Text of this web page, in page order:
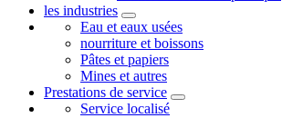
les industries
Eau et eaux usées
nourriture et boissons
Pâtes et papiers
Mines et autres
Prestations de service
Service localisé